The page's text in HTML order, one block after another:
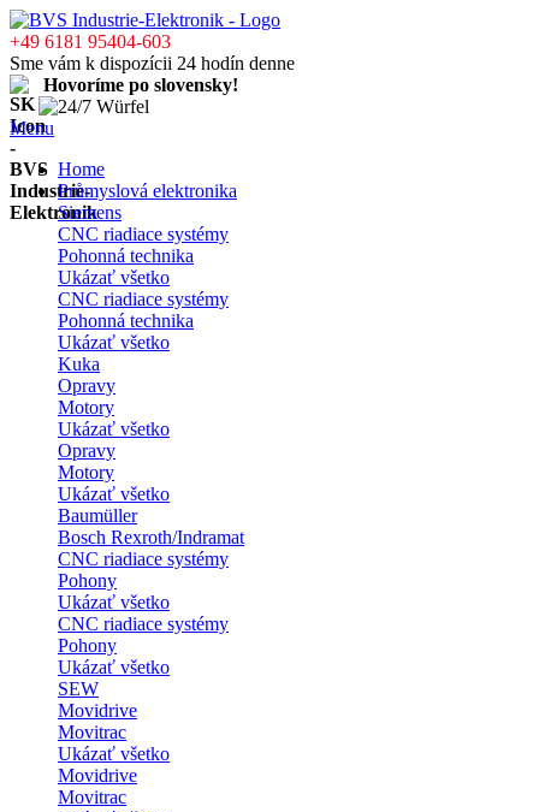
+49 6181 95404-603
Sme vám k dispozícii 24 hodín denne
Hovoríme po slovensky!
Menu
Home
Průmyslová elektronika
Siemens
CNC riadiace systémy
Pohonná technika
Ukázať všetko
CNC riadiace systémy
Pohonná technika
Ukázať všetko
Kuka
Opravy
Motory
Ukázať všetko
Opravy
Motory
Ukázať všetko
Baumüller
Bosch Rexroth/Indramat
CNC riadiace systémy
Pohony
Ukázať všetko
CNC riadiace systémy
Pohony
Ukázať všetko
SEW
Movidrive
Movitrac
Ukázať všetko
Movidrive
Movitrac